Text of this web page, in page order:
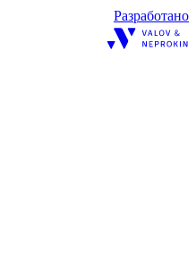
Разработано